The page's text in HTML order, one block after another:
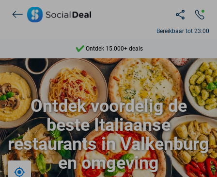
Bereikbaar tot 23:00
Ontdek 15.000+ deals
7 dagen per week beschikbaar
10+ miljoen leden
9,4
Ontdek 15.000+ deals
Ontdek voordelig de
beste Italiaanse
restaurants in Valkenburg
en omgeving
Bij mij in de buurt